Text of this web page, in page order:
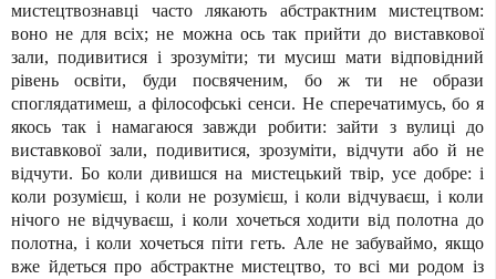
мистецтвознавці часто лякають абстрактним мистецтвом:
воно не для всіх; не можна ось так прийти до виставкової
зали, подивитися і зрозуміти; ти мусиш мати відповідний
рівень освіти, буди посвяченим, бо ж ти не образи
споглядатимеш, а філософські сенси. Не сперечатимусь, бо я
якось так і намагаюся завжди робити: зайти з вулиці до
виставкової зали, подивитися, зрозуміти, відчути або й не
відчути. Бо коли дивишся на мистецький твір, усе добре: і
коли розумієш, і коли не розумієш, і коли відчуваєш, і коли
нічого не відчуваєш, і коли хочеться ходити від полотна до
полотна, і коли хочеться піти геть. Але не забуваймо, якщо
вже йдеться про абстрактне мистецтво, то всі ми родом із